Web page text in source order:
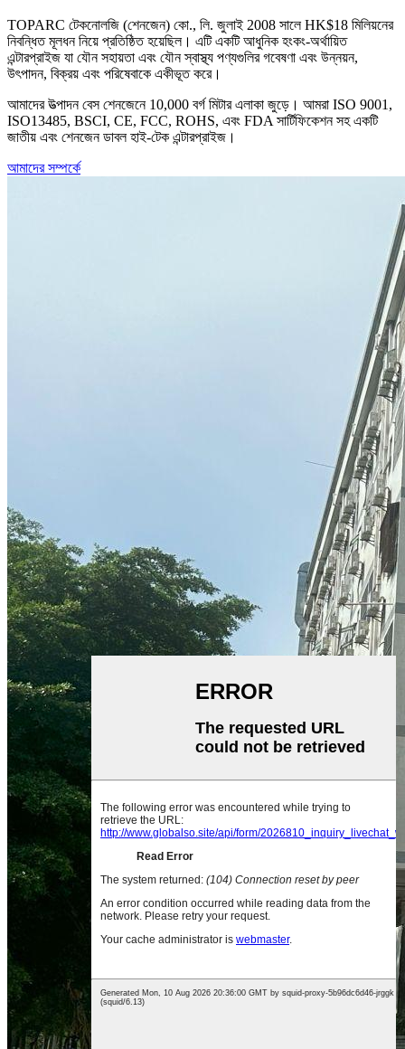
TOPARC টেকনোলজি (শেনজেন) কো., লি. জুলাই 2008 সালে HK$18 মিলিয়নের
নিবন্ধিত মূলধন নিয়ে প্রতিষ্ঠিত হয়েছিল। এটি একটি আধুনিক হংকং-অর্থায়িত
এন্টারপ্রাইজ যা যৌন সহায়তা এবং যৌন স্বাস্থ্য পণ্যগুলির গবেষণা এবং উন্নয়ন,
উৎপাদন, বিক্রয় এবং পরিষেবাকে একীভূত করে।
আমাদের উত্পাদন বেস শেনজেনে 10,000 বর্গ মিটার এলাকা জুড়ে। আমরা ISO 9001,
ISO13485, BSCI, CE, FCC, ROHS, এবং FDA সার্টিফিকেশন সহ একটি
জাতীয় এবং শেনজেন ডাবল হাই-টেক এন্টারপ্রাইজ।
আমাদের সম্পর্কে